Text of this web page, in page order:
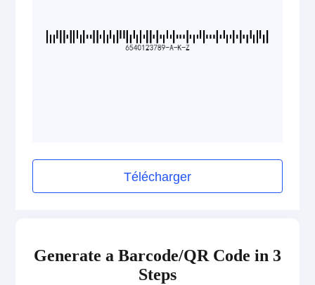
GS1 2D Codes
Télécharger
Generate a Barcode/QR Code in 3
Steps